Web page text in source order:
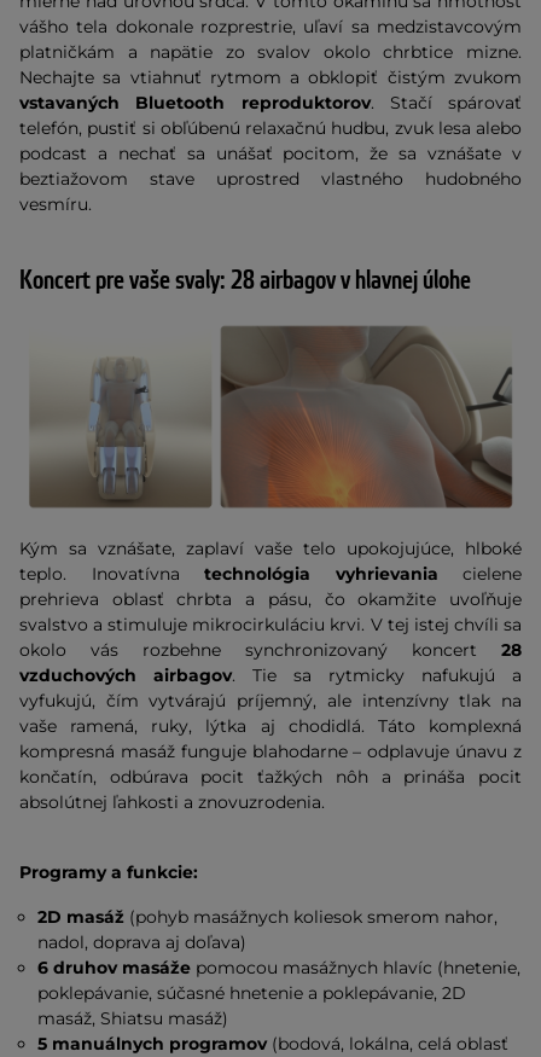
vášho tela dokonale rozprestrie, uľaví sa medzistavcovým
platničkám a napätie zo svalov okolo chrbtice mizne.
Nechajte sa vtiahnuť rytmom a obklopiť čistým zvukom
vstavaných Bluetooth reproduktorov. Stačí spárovať
telefón, pustiť si obľúbenú relaxačnú hudbu, zvuk lesa alebo
podcast a nechať sa unášať pocitom, že sa vznášate v
beztiažovom stave uprostred vlastného hudobného
vesmíru.
Koncert pre vaše svaly: 28 airbagov v hlavnej úlohe
Kým sa vznášate, zaplaví vaše telo upokojujúce, hlboké
teplo. Inovatívna technológia vyhrievania cielene
prehrieva oblasť chrbta a pásu, čo okamžite uvoľňuje
svalstvo a stimuluje mikrocirkuláciu krvi. V tej istej chvíli sa
okolo vás rozbehne synchronizovaný koncert 28
vzduchových airbagov. Tie sa rytmicky nafukujú a
vyfukujú, čím vytvárajú príjemný, ale intenzívny tlak na
vaše ramená, ruky, lýtka aj chodidlá. Táto komplexná
kompresná masáž funguje blahodarne – odplavuje únavu z
končatín, odbúrava pocit ťažkých nôh a prináša pocit
absolútnej ľahkosti a znovuzrodenia.
Programy a funkcie:
2D masáž (pohyb masážnych koliesok smerom nahor,
nadol, doprava aj doľava)
6 druhov masáže pomocou masážnych hlavíc (hnetenie,
poklepávanie, súčasné hnetenie a poklepávanie, 2D
masáž, Shiatsu masáž)
5 manuálnych programov(bodová, lokálna, celá oblasť